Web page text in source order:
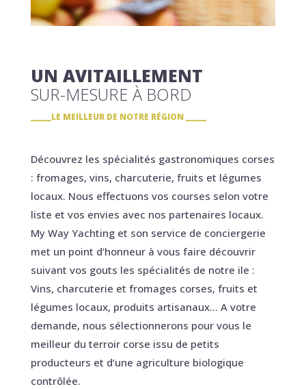
UN AVITAILLEMENT
SUR-MESURE À BORD
LE MEILLEUR DE NOTRE RÉGION
Découvrez les spécialités gastronomiques corses
: fromages, vins, charcuterie, fruits et légumes
locaux. Nous effectuons vos courses selon votre
liste et vos envies avec nos partenaires locaux.
My Way Yachting et son service de conciergerie
met un point d’honneur à vous faire découvrir
suivant vos gouts les spécialités de notre ile :
Vins, charcuterie et fromages corses, fruits et
légumes locaux, produits artisanaux… A votre
demande, nous sélectionnerons pour vous le
meilleur du terroir corse issu de petits
producteurs et d’une agriculture biologique
contrôlée.